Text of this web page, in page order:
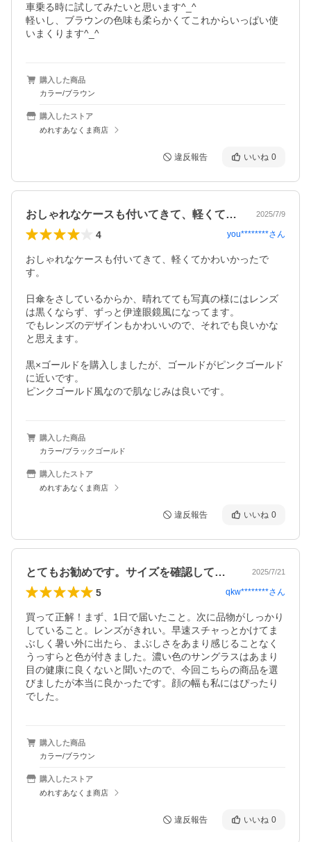
車乗る時に試してみたいと思います^_^
軽いし、ブラウンの色味も柔らかくてこれからいっぱい使
いまくります^_^
購入した商品
カラー/ブラウン
購入したストア
めれすあなくま商店
違反報告 いいね 0
おしゃれなケースも付いてきて、軽くてか… 2025/7/9
4 you********さん
おしゃれなケースも付いてきて、軽くてかわいかったで
す。
日傘をさしているからか、晴れてても写真の様にはレンズ
は黒くならず、ずっと伊達眼鏡風になってます。
でもレンズのデザインもかわいいので、それでも良いかな
と思えます。
黒×ゴールドを購入しましたが、ゴールドがピンクゴールド
に近いです。
ピンクゴールド風なので肌なじみは良いです。
購入した商品
カラー/ブラックゴールド
購入したストア
めれすあなくま商店
違反報告 いいね 0
とてもお勧めです。サイズを確認してね。 2025/7/21
5 qkw********さん
買って正解！まず、1日で届いたこと。次に品物がしっかり
していること。レンズがきれい。早速スチャっとかけてま
ぶしく暑い外に出たら、まぶしさをあまり感じることなく
うっすらと色が付きました。濃い色のサングラスはあまり
目の健康に良くないと聞いたので、今回こちらの商品を選
びましたが本当に良かったです。顔の幅も私にはぴったり
購入した商品
カラー/ブラウン
購入したストア
めれすあなくま商店
違反報告 いいね 0